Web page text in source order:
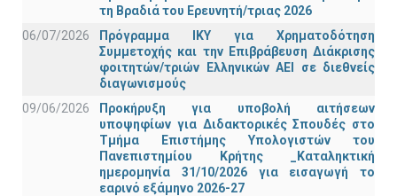
τη Βραδιά του Ερευνητή/τριας 2026
06/07/2026
Πρόγραμμα ΙΚΥ για Χρηματοδότηση
Συμμετοχής και την Επιβράβευση Διάκρισης
φοιτητών/τριών Ελληνικών ΑΕΙ σε διεθνείς
διαγωνισμούς
09/06/2026
Προκήρυξη για υποβολή αιτήσεων
υποψηφίων για Διδακτορικές Σπουδές στο
Τμήμα Eπιστήμης Υπολογιστών του
Πανεπιστημίου Κρήτης _Καταληκτική
ημερομηνία 31/10/2026 για εισαγωγή το
εαρινό εξάμηνο 2026-27